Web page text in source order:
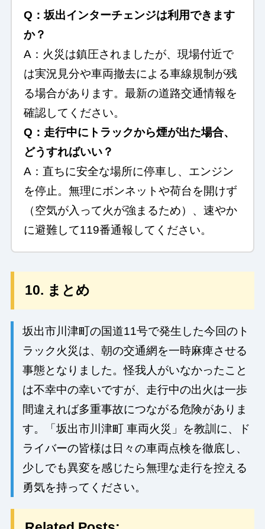
Q：坂出インターチェンジは利用できます
か？
A：火災は鎮圧されましたが、現場付近で
は実況見分や車両撤去による車線規制が残
る場合があります。最新の道路交通情報を
確認してください。
Q：走行中にトラックから煙が出た場合、
どうすればいい？
A：直ちに安全な場所に停車し、エンジン
を停止。無理にボンネットや荷台を開けず
（空気が入って火が強まるため）、速やか
に避難して119番通報してください。
10. まとめ
坂出市川津町の国道11号で発生した今回のト
ラック火災は、朝の交通網を一時麻痺させる
事態となりました。怪我人がいなかったこと
は不幸中の幸いですが、走行中の出火は一歩
間違えれば多重事故につながる危険がありま
す。「坂出市川津町 車両火災」を教訓に、ド
ライバーの皆様は日々の車両点検を徹底し、
少しでも異変を感じたら無理な走行を控える
勇気を持ってください。